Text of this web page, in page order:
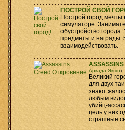
ПОСТРОЙ СВОЙ
Построй город
симуляторе.
обустройство
предметы и награды.
взаимодействовать.
Аркада-Экшн)
Великий
для двух
знают
любым
убийц-
цель у них
страшные